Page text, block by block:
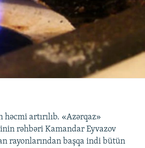
həcmi artırılıb. «Azərqaz»
rəhbəri Kamandar Eyvazov
rayonlarından başqa indi bütün